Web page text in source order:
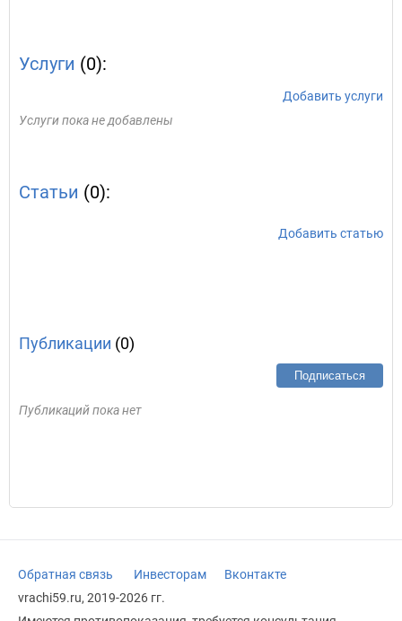
Услуги (0):
Добавить услуги
Услуги пока не добавлены
Статьи (0):
Добавить статью
Публикации (0)
Подписаться
Публикаций пока нет
Обратная связь Инвесторам
Вконтакте
vrachi59.ru, 2019-2026 гг.